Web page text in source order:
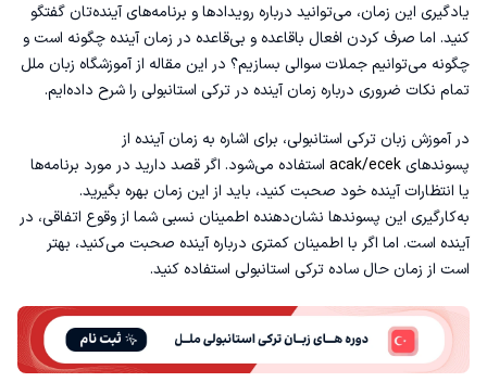
انواع آینده در زبان ترکی استانبولی
زمان آینده ساده (-ecek / -acak)
زمان آینده قطعی (-yor)
زمان آینده نزدیک (üzere)
تفاوت‌های انواع زمان آینده
نکات مهم در یادگیری زمان آینده ترکی
یادگیری این زمان، می‌توانید درباره‌ رویدادها و برنامه‌های آینده‌تان گفتگو
کنید. اما صرف کردن افعال باقاعده و بی‌قاعده در زمان آینده چگونه است و
چگونه می‌توانیم جملات سوالی بسازیم؟ در این مقاله ازآموزشگاه زبان ملل
تمام نکات ضروری درباره‌ زمان آینده در ترکی استانبولی را شرح داده‌ایم.
درآموزش زبان ترکی استانبولی، برای اشاره به زمان آینده از
پسوندهایacak/ecek استفاده می‌شود. اگر قصد دارید در مورد برنامه‌ها
یا انتظارات آینده خود صحبت کنید، باید از این زمان بهره بگیرید.
به‌کارگیری این پسوندها نشان‌دهنده‌ اطمینان نسبی شما از وقوع اتفاقی، در
آینده است. اما اگر با اطمینان کمتری درباره‌ آینده صحبت می‌کنید، بهتر
است از زمانحال ساده ترکی استانبولی استفاده کنید.